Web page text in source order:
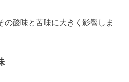
の酸味と苦味に大きく影響しま